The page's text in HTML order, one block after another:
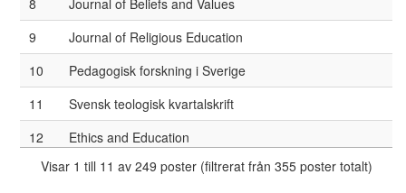
9
Journal of Religious Education
10
Pedagogisk forskning i Sverige
11
Svensk teologisk kvartalskrift
12
Ethics and Education
13
Studies in Philosophy and Education
Visar 1 till 11 av 249 poster (filtrerat från 355 poster totalt)